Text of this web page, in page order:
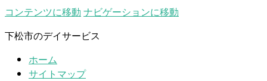
コンテンツに移動 ナビゲーションに移動
下松市のデイサービス
ホーム
サイトマップ